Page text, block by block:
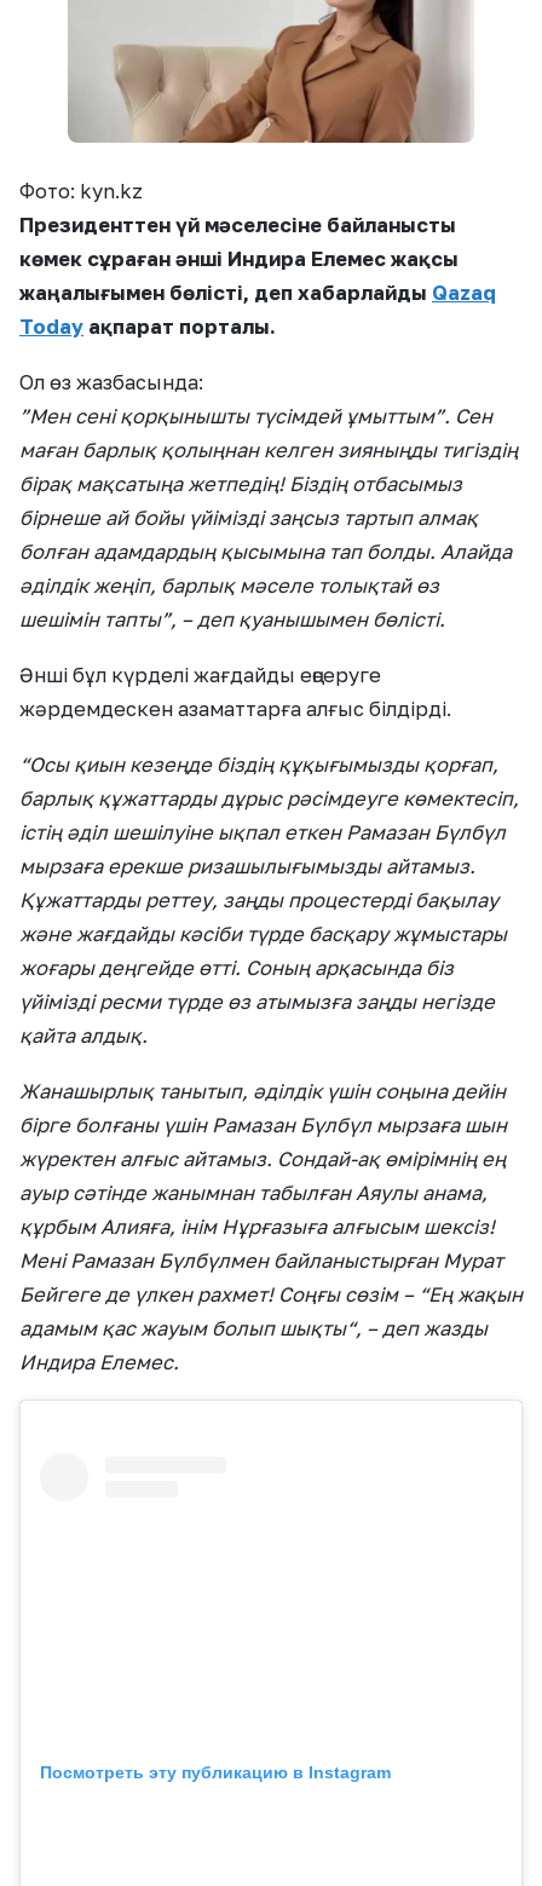
Фото: kyn.kz
Президенттен үй мәселесіне байланысты
көмек сұраған әнші Индира Елемес жақсы
жаңалығымен бөлісті, деп хабарлайды Qazaq
Today ақпарат порталы.
Ол өз жазбасында:
”Мен сені қорқынышты түсімдей ұмыттым”. Сен
маған барлық қолыңнан келген зияныңды тигіздің
бірақ мақсатыңа жетпедің! Біздің отбасымыз
бірнеше ай бойы үйімізді заңсыз тартып алмақ
болған адамдардың қысымына тап болды. Алайда
әділдік жеңіп, барлық мәселе толықтай өз
шешімін тапты”, – деп қуанышымен бөлісті.
Әнші бұл күрделі жағдайды еңсеруге
жәрдемдескен азаматтарға алғыс білдірді.
“Осы қиын кезеңде біздің құқығымызды қорғап,
барлық құжаттарды дұрыс рәсімдеуге көмектесіп,
істің әділ шешілуіне ықпал еткен Рамазан Бүлбүл
мырзаға ерекше ризашылығымызды айтамыз.
Құжаттарды реттеу, заңды процестерді бақылау
және жағдайды кәсіби түрде басқару жұмыстары
жоғары деңгейде өтті. Соның арқасында біз
үйімізді ресми түрде өз атымызға заңды негізде
қайта алдық.
Жанашырлық танытып, әділдік үшін соңына дейін
бірге болғаны үшін Рамазан Бүлбүл мырзаға шын
жүректен алғыс айтамыз. Сондай-ақ өмірімнің ең
ауыр сәтінде жанымнан табылған Аяулы анама,
құрбым Алияға, інім Нұрғазыға алғысым шексіз!
Мені Рамазан Бүлбүлмен байланыстырған Мурат
Бейгеге де үлкен рахмет! Соңғы сөзім – “Ең жақын
адамым қас жауым болып шықты“, – деп жазды
Индира Елемес.
Посмотреть эту публикацию в Instagram